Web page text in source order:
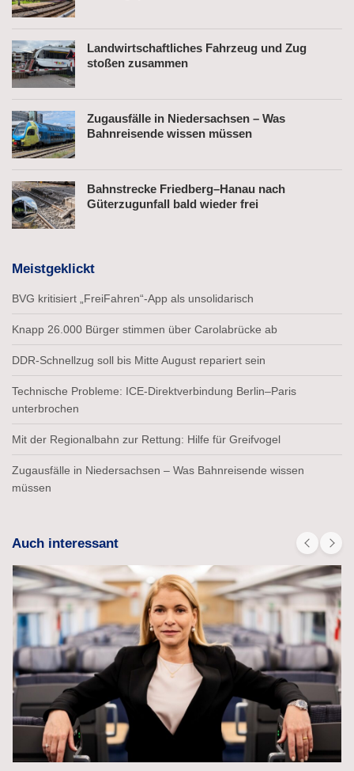
Landwirtschaftliches Fahrzeug und Zug
stoßen zusammen
Zugausfälle in Niedersachsen – Was
Bahnreisende wissen müssen
Bahnstrecke Friedberg–Hanau nach
Güterzugunfall bald wieder frei
Meistgeklickt
BVG kritisiert „FreiFahren“-App als unsolidarisch
Knapp 26.000 Bürger stimmen über Carolabrücke ab
DDR-Schnellzug soll bis Mitte August repariert sein
Technische Probleme: ICE-Direktverbindung Berlin–Paris
unterbrochen
Mit der Regionalbahn zur Rettung: Hilfe für Greifvogel
Zugausfälle in Niedersachsen – Was Bahnreisende wissen
müssen
Auch interessant